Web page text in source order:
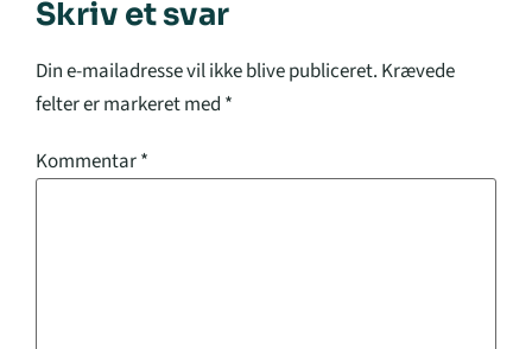
Skriv et svar
Din e-mailadresse vil ikke blive publiceret. Krævede
felter er markeret med *
Kommentar*